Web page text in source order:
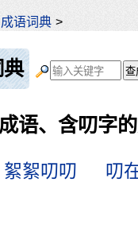
成语词典 >
典
语、含叨字
絮絮叨叨
叨